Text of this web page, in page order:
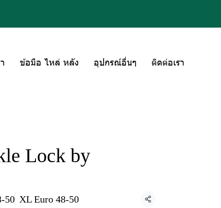
ข้อมือ ไหล่ หลัง อุปกรณ์อื่นๆ ติดต่อเรา
Lock by
50 XL Euro 48-50
แชร์